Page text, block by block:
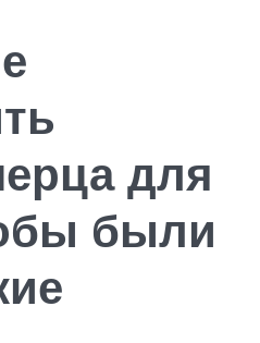
для
были